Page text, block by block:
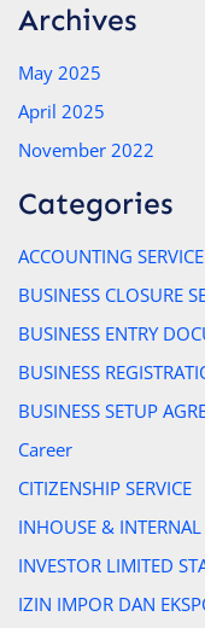
Archives
May 2025
April 2025
November 2022
Categories
ACCOUNTING SERVICE
BUSINESS CLOSURE
BUSINESS ENTRY
BUSINESS
BUSINESS SETUP
Career
CITIZENSHIP SERVICE
INHOUSE & INTERNAL
INVESTOR LIMITED
IZIN IMPOR DAN